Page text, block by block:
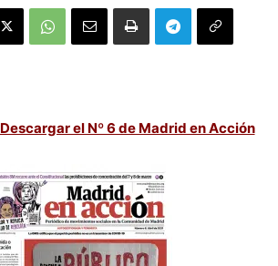
Descargar el Nº 6 de Madrid en Acción